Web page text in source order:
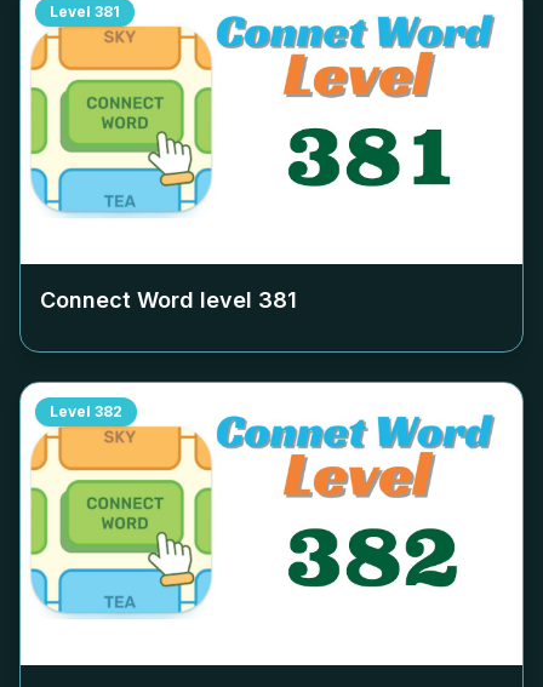
Level 381
Connect Word level 381
Level 382